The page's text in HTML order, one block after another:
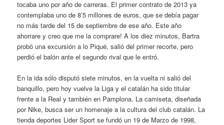
tocaba uno por año de carreras. El primer contrato de 2013 ya
contemplaba uno de 8’5 millones de euros, que se debía pagar
no más tarde del 15 de septiembre de ese año. Este año
ahorrare y creo que me la comprare! A los diez minutos, Bartra
probó una excursión a lo Piqué, salió del primer recorte, pero
perdió el balón ante el segundo rival que le entró.
En la ida sólo disputó siete minutos, en la vuelta ni salió del
banquillo, pero hoy vuelve la Liga y el catalán ha sido titular
frente a la Real y también en Pamplona. La camiseta, diseñada
por Nike, busca ser un homenaje a la cultura del club catalán. La
tienda deportes Lider Sport se fundó un 19 de Marzo de 1998,